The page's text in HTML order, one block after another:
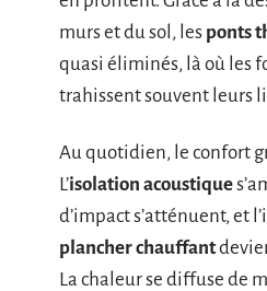
murs et du sol, les ponts
quasi éliminés, là où les
trahissent souvent leurs
Au quotidien, le confort
L’isolation acoustique
d’impact s’atténuent, et
plancher chauffant
La chaleur se diffuse de